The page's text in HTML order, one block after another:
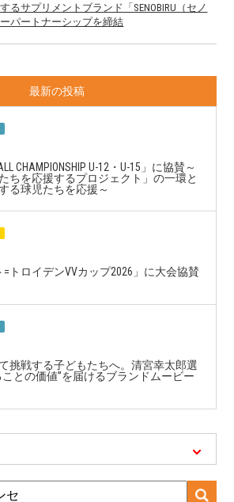
るサプリメントブランド「SENOBIRU（セノ
パートナーシップを締結
最新の投稿
CHAMPIONSHIP U-12・U-15」に協賛～
ちを応援するプロジェクト」の一環と
る球児たちを応援～
=トロイデンVVカップ2026」に大会協賛
挑戦する子どもたちへ。清宮幸太郎選
との価値”を届けるブランドムービー